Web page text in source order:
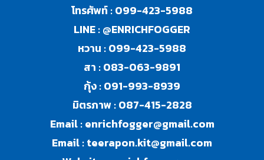
โทรศัพท์ :099-423-5988
LINE :@ENRICHFOGGER
หวาน :099-423-5988
สา :083-063-9891
กุ้ง :091-993-8939
มิตรภาพ :087-415-2828
Email :enrichfogger@gmail.com
Email :teerapon.kit@gmail.com